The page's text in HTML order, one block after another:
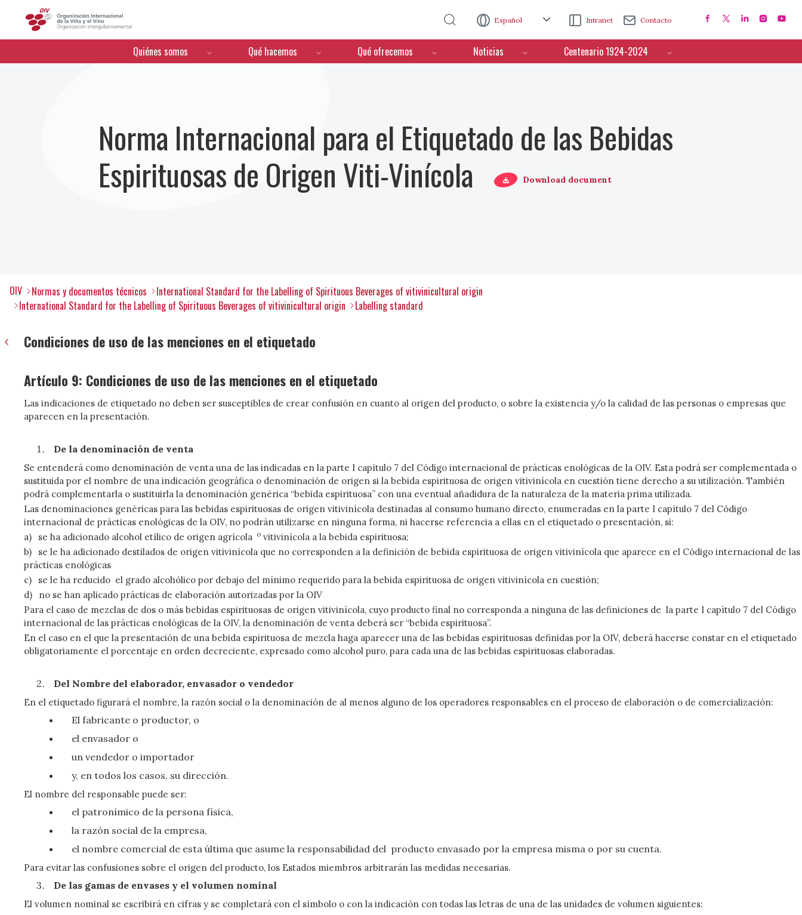
Español Intranet Contacto
Menú de navegación
Quiénes somos Qué hacemos Qué ofrecemos Noticias Centenario 1924-2024
Norma Internacional para el Etiquetado de las Bebidas
Espirituosas de Origen Viti-Vinícola
Download document
OIV Normas y documentos técnicos
International Standard for the Labelling of Spirituous Beverages of vitivinicultural origin
International Standard for the Labelling of Spirituous Beverages of vitivinicultural origin
Labelling standard
Condiciones de uso de las menciones en el etiquetado
Artículo 9: Condiciones de uso de las menciones en el etiquetado
Las indicaciones de etiquetado no deben ser susceptibles de crear confusión en cuanto al origen del producto, o sobre la existencia y/o la calidad de las personas o empresas que
aparecen en la presentación.
De la denominación de venta
Se entenderá como denominación de venta una de las indicadas en la parte I capítulo 7 del Código internacional de prácticas enológicas de la OIV. Esta podrá ser complementada o
sustituida por el nombre de una indicación geográfica o denominación de origen si la bebida espirituosa de origen vitivinícola en cuestión tiene derecho a su utilización. También
podrá complementarla o sustituirla la denominación genérica “bebida espirituosa” con una eventual añadidura de la naturaleza de la materia prima utilizada.
Las denominaciones genéricas para las bebidas espirituosas de origen vitivinícola destinadas al consumo humano directo, enumeradas en la parte I capítulo 7 del Código
internacional de prácticas enológicas de la OIV, no podrán utilizarse en ninguna forma, ni hacerse referencia a ellas en el etiquetado o presentación, si:
a)
se ha adicionado alcohol etílico de origen agrícola ovitivinícola a la bebida espirituosa;
b)
se le ha adicionado destilados de origen vitivinícola que no corresponden a la definición de bebida espirituosa de origen vitivinícola que aparece en el Código internacional de las
prácticas enológicas
c)
se le ha reducido el grado alcohólico por debajo del mínimo requerido para la bebida espirituosa de origen vitivinícola en cuestión;
d)
no se han aplicado prácticas de elaboración autorizadas por la OIV
Para el caso de mezclas de dos o más bebidas espirituosas de origen vitivinícola, cuyo producto final no corresponda a ninguna de las definiciones de la parte I capítulo 7 del Código
internacional de las prácticas enológicas de la OIV, la denominación de venta deberá ser “bebida espirituosa”.
En el caso en el que la presentación de una bebida espirituosa de mezcla haga aparecer una de las bebidas espirituosas definidas por la OIV, deberá hacerse constar en el etiquetado
obligatoriamente el porcentaje en orden decreciente, expresado como alcohol puro, para cada una de las bebidas espirituosas elaboradas.
Del Nombre del elaborador, envasador o vendedor
En el etiquetado figurará el nombre, la razón social o la denominación de al menos alguno de los operadores responsables en el proceso de elaboración o de comercialización:
El fabricante o productor, o
el envasador o
un vendedor o importador
y, en todos los casos, su dirección.
El nombre del responsable puede ser:
el patronímico de la persona física,
la razón social de la empresa,
el nombre comercial de esta última que asume la responsabilidad del producto envasado por la empresa misma o por su cuenta.
Para evitar las confusiones sobre el origen del producto, los Estados miembros arbitrarán las medidas necesarias.
De las gamas de envases y el volumen nominal
El volumen nominal se escribirá en cifras y se completará con el símbolo o con la indicación con todas las letras de una de las unidades de volumen siguientes: